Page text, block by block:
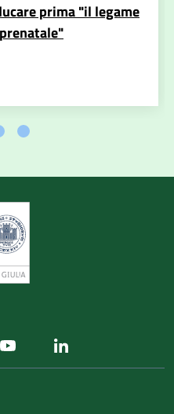
prima "il legame
Youtube